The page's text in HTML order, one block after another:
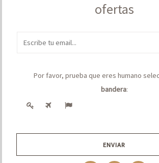
ofertas
Por favor, prueba que eres humano
bandera:
ENVIAR